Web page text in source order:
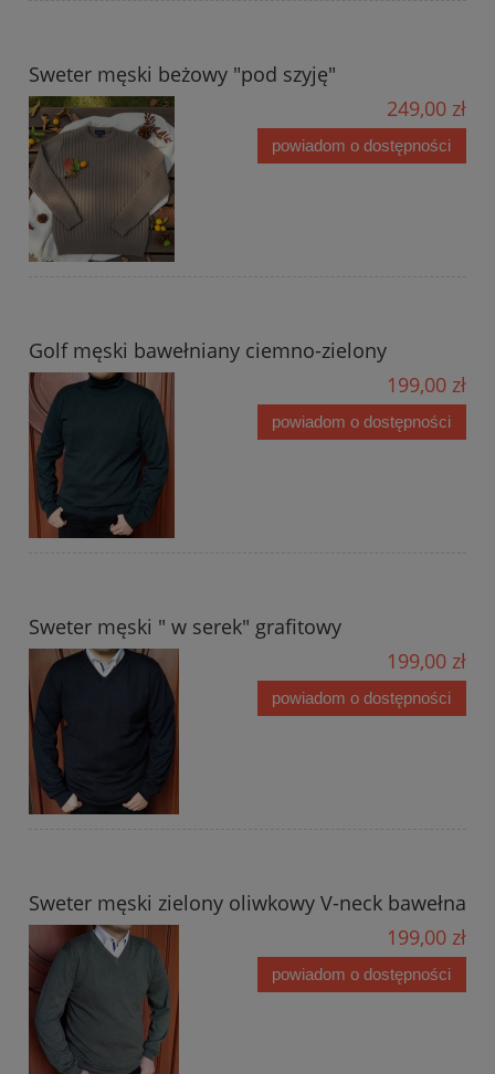
Sweter męski beżowy "pod szyję"
249,00 zł
powiadom o dostępności
Golf męski bawełniany ciemno-zielony
199,00 zł
powiadom o dostępności
Sweter męski " w serek" grafitowy
199,00 zł
powiadom o dostępności
Sweter męski zielony oliwkowy V-neck bawełna
199,00 zł
powiadom o dostępności